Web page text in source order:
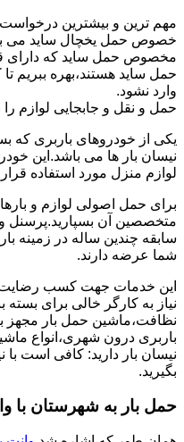
مهم ترین و بیشترین
خصوص حمل یخچال ساید می
مخصوص حمل ساید که دارای
حمل ساید هستند،بهره ببریم
وارد نشود.
حمل و نقل و جابجایی لوازم را
یکی از خودروهای باربری که
نیسان بار ها می باشد.این
لوازم منزل مورد استفاده
برای حمل اصولی لوازم و بارها
متخصصین آن بسپارید.پرسنل
سابقه چندین ساله در زمینه
شما عرضه دارند.
این خدمات جهت کسب رضایت
نیاز به کارگر خالی برای
نظافت،ماشین حمل بار مجهز
باربری درون شهری،انواع
نیسان بار دارید: کافی است با
بگیرید.
حمل بار به شهرستان با